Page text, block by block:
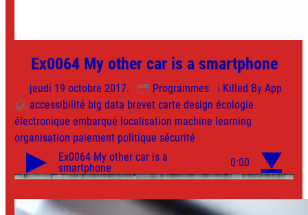
Ex0064 My other car is a smartphone
jeudi 19 octobre 2017. Programmes
› Killed By App
accessibilité big data brevet carte design écologie
électronique embarqué localisation machine learning
organisation paiement politique sécurité